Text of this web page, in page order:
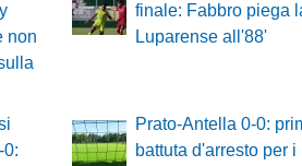
non
finale: Fabbro piega
Luparense all'88'
0:
Prato-Antella 0-0:
battuta d'arresto per i